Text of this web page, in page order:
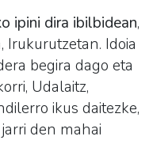
ipini dira ibilbidean,
Irukurutzetan. Idoia
begira dago eta
Udalaitz,
ikus daitezke,
den mahai